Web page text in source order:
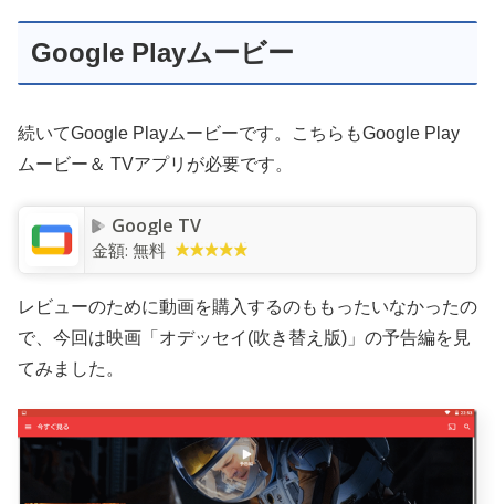
Google Playムービー
続いてGoogle Playムービーです。こちらもGoogle Play
ムービー＆ TVアプリが必要です。
Google TV
金額: 無料
レビューのために動画を購入するのももったいなかったの
で、今回は映画「オデッセイ(吹き替え版)」の予告編を見
てみました。